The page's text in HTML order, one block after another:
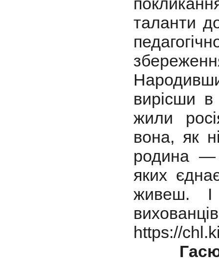
таланти
вирісши в
жили
вона, як
родина —
яких
живеш. І
https://